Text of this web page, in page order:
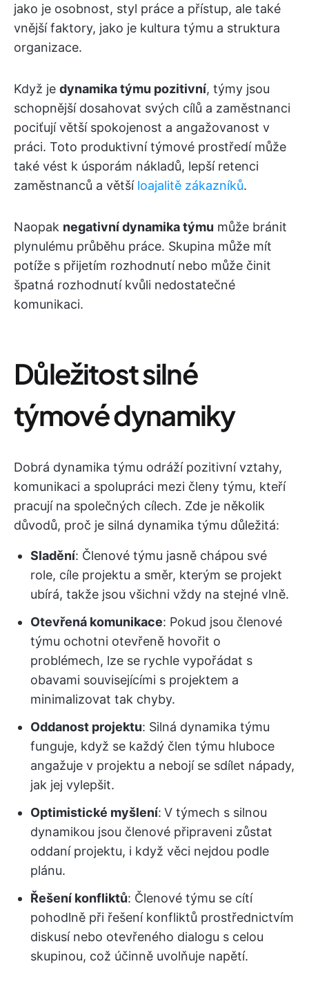
jako je osobnost, styl práce a přístup, ale také
vnější faktory, jako je kultura týmu a struktura
organizace.
Když je dynamika týmu pozitivní, týmy jsou
schopnější dosahovat svých cílů a zaměstnanci
pociťují větší spokojenost a angažovanost v
práci. Toto produktivní týmové prostředí může
také vést k úsporám nákladů, lepší retenci
zaměstnanců a větší loajalitě zákazníků.
Naopak negativní dynamika týmu může bránit
plynulému průběhu práce. Skupina může mít
potíže s přijetím rozhodnutí nebo může činit
špatná rozhodnutí kvůli nedostatečné
komunikaci.
Důležitost silné
týmové dynamiky
Dobrá dynamika týmu odráží pozitivní vztahy,
komunikaci a spolupráci mezi členy týmu, kteří
pracují na společných cílech. Zde je několik
důvodů, proč je silná dynamika týmu důležitá:
Sladění: Členové týmu jasně chápou své
role, cíle projektu a směr, kterým se projekt
ubírá, takže jsou všichni vždy na stejné vlně.
Otevřená komunikace: Pokud jsou členové
týmu ochotni otevřeně hovořit o
problémech, lze se rychle vypořádat s
obavami souvisejícími s projektem a
minimalizovat tak chyby.
Oddanost projektu: Silná dynamika týmu
funguje, když se každý člen týmu hluboce
angažuje v projektu a nebojí se sdílet nápady,
jak jej vylepšit.
Optimistické myšlení: V týmech s silnou
dynamikou jsou členové připraveni zůstat
oddaní projektu, i když věci nejdou podle
plánu.
Řešení konfliktů: Členové týmu se cítí
pohodlně při řešení konfliktů prostřednictvím
diskusí nebo otevřeného dialogu s celou
skupinou, což účinně uvolňuje napětí.